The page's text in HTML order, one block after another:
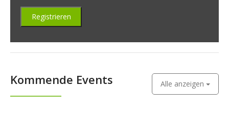
Kommende Events Alle anzeigen